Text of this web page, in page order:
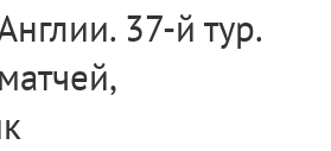
37-й тур.